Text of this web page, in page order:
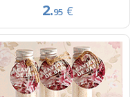
2.95 €